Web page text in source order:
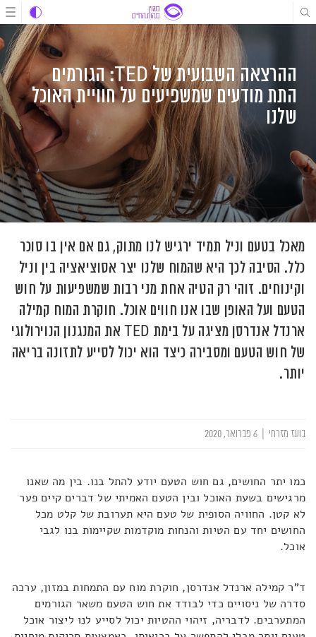
דלג
לתוכן
דלג
דלג
ההרצאה השבועית של TED: הגורמים
התת מודעים שמשפיעים על חוויית האוכל
שלנו
מאכל בטעם וניל תמיד ירגיש לנו מתוק, גם אם אין בו סוכר
כלל. הסיבה לכך היא שהמוח שלנו יצר אסוציאציה בין וניל
וקינוחים. זוהי רק הטיה אחת מני רבות שמשפיעות על חוש
הטעם ועל האופן שבו אנו חווים אוכל. חוקרת המוח קמילה
ארנדל אנדרסן מציגה על בימת TED את המנגנון הנוירולוגי
של חוש הטעם ומסבירה כיצד הוא יכול לסייע לתזונה בריאה
יותר.
בועז מזרחי
כמו יתר החושים, גם חוש הטעם יודע להתל בנו. בין מה שאנו
מרגישים בשעת האוכל ובין הטעם האמיתי של דברים קיים פער
לא קטן. החוויה הסופית של טעם היא תערובת של קלט מכל
החושים יחד עם הטיות והנחות מוקדמות שקיימות בנו לגבי
אוכל.
ד"ר קמילה ארנדל אנדרסן, חוקרת מוח עם התמחות במזון, ערכה
סדרה של ניסויים כדי לבודד את חוש הטעם משאר הגורמים
המתערבים. לדבריה, זיהוי ההטיות יכול לסייע לנו ליצור אוכל